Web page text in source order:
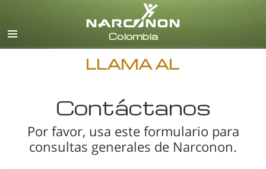
Español
Todas las Regiones/Idiomas
LLAMA AL
Contáctanos
Por favor, usa este formulario para
consultas generales de Narconon.